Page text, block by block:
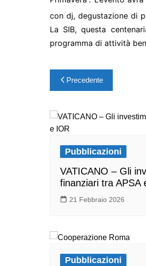
con dj, degustazione di
La SIB, questa
programma di attività
Precedente
Pubblicazioni
VATICANO – Gli
finanziari tra APSA
21 Febbraio 2026
Pubblicazioni